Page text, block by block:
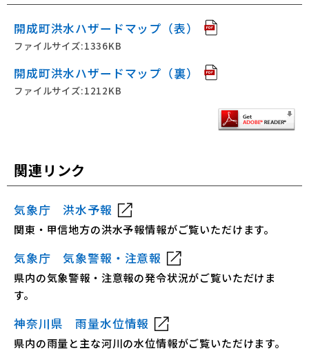
開成町洪水ハザードマップ（表）
ファイルサイズ:1336KB
開成町洪水ハザードマップ（裏）
ファイルサイズ:1212KB
関連リンク
気象庁 洪水予報
関東・甲信地方の洪水予報情報がご覧いただけます。
気象庁 気象警報・注意報
県内の気象警報・注意報の発令状況がご覧いただけま
す。
神奈川県 雨量水位情報
県内の雨量と主な河川の水位情報がご覧いただけます。